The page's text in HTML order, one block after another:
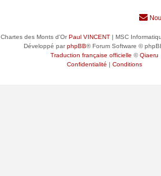
Chartes des Monts d'OrPaul VINCENT| MSC
Développé parphpBB® Forum Software ©
Traduction française officielle ©Qiaeru
Confidentialité | Conditions